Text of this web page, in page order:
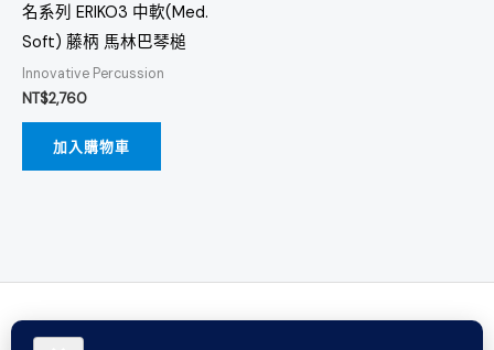
名系列 ERIKO3 中軟(Med.
Soft) 藤柄 馬林巴琴槌
Innovative Percussion
NT$2,760
加入購物車